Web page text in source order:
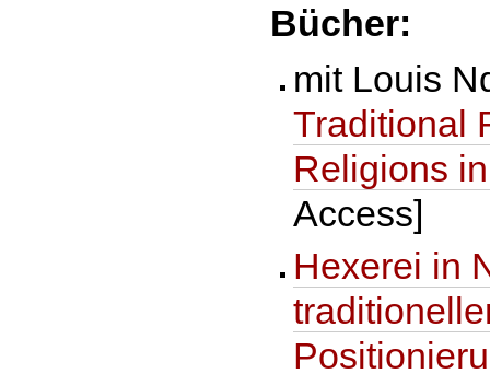
Bücher:
mit Louis
Traditional
Religions
Access]
Hexerei in